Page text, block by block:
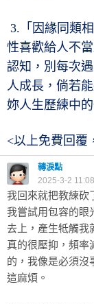
3.「因緣同類
性喜歡給人不
認知，別每次
人成長，倘若
妳人生歷練中
<以上免費回覆
轉淚點
2025-3-2 11:08
我回來就把教練砍
我嘗試用包容的眼
去上，產生牴觸我
真的很壓抑，頻率
的，我像是必須沒
這麻煩。